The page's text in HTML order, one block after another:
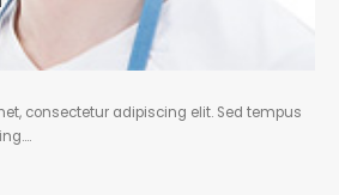
consectetur adipiscing elit. Sed tempus